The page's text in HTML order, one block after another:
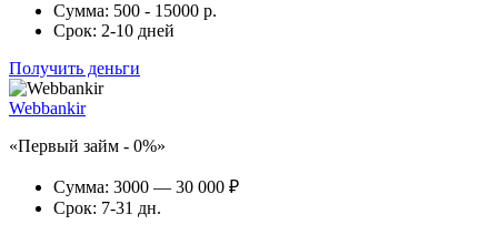
Сумма: 500 - 15000 р.
Срок: 2-10 дней
Получить деньги
Webbankir
«Первый займ - 0%»
Сумма: 3000 — 30 000 ₽
Срок: 7-31 дн.